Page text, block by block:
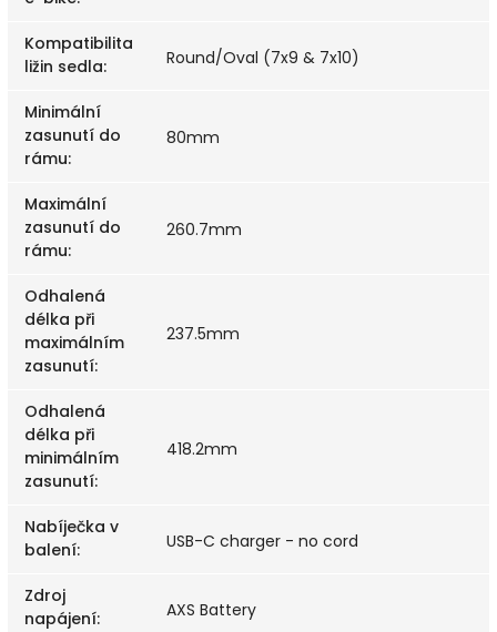
Kompatibilita
ližin sedla: Round/Oval (7x9 & 7x10)
Minimální
zasunutí do
rámu:
80mm
Maximální
zasunutí do
rámu:
260.7mm
Odhalená
délka při
maximálním
zasunutí:
237.5mm
Odhalená
délka při
minimálním
zasunutí:
418.2mm
Nabíječka v
balení: USB-C charger - no cord
Zdroj
napájení: AXS Battery